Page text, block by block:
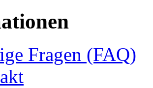
Fragen (FAQ)